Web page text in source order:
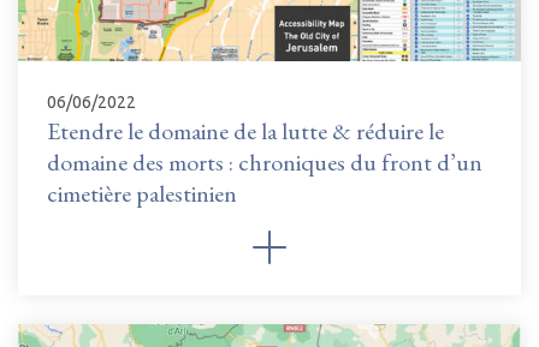
06/06/2022
Etendre le domaine de la lutte & réduire le
domaine des morts : chroniques du front d’un
cimetière palestinien